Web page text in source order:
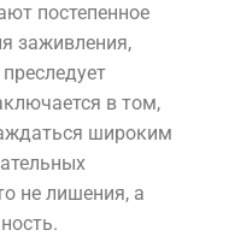
постепенное
заживления,
в том,
широким
не лишения, а